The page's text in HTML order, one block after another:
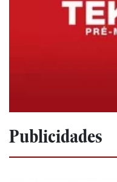
Publicidades